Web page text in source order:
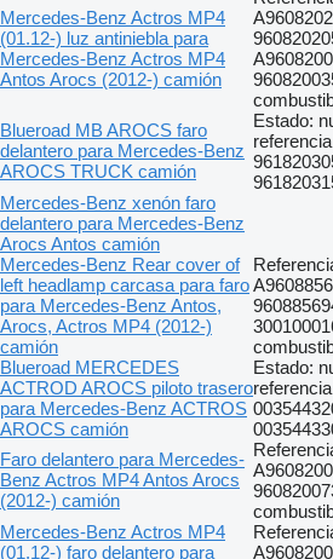
Mercedes-Benz Actros MP4
(01.12-) luz antiniebla para
Mercedes-Benz Actros MP4
Antos Arocs (2012-) camión
Blueroad MB AROCS faro
delantero para Mercedes-Benz
AROCS TRUCK camión
Estado:
Mercedes-Benz xenón faro
delantero para Mercedes-Benz
Arocs Antos camión
Mercedes-Benz Rear cover of
left headlamp carcasa para faro
para Mercedes-Benz Antos,
Arocs, Actros MP4 (2012-)
camión
Blueroad MERCEDES
ACTROD AROCS piloto trasero
para Mercedes-Benz ACTROS
AROCS camión
Estado:
Faro delantero para Mercedes-
Benz Actros MP4 Antos Arocs
(2012-) camión
Mercedes-Benz Actros MP4
(01.12-) faro delantero para